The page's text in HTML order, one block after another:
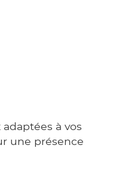
à vos
une présence